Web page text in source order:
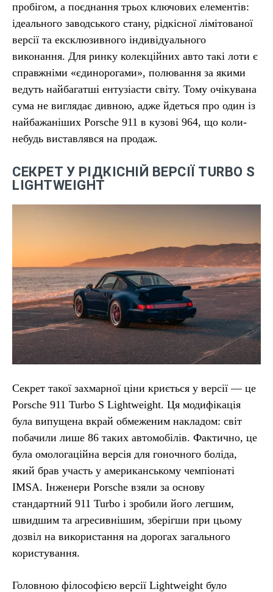
пробігом, а поєднання трьох ключових елементів:
ідеального заводського стану, рідкісної лімітованої
версії та ексклюзивного індивідуального
виконання. Для ринку колекційних авто такі лоти є
справжніми «єдинорогами», полювання за якими
ведуть найбагатші ентузіасти світу. Тому очікувана
сума не виглядає дивною, адже йдеться про один із
найбажаніших Porsche 911 в кузові 964, що коли-
небудь виставлявся на продаж.
СЕКРЕТ У РІДКІСНІЙ ВЕРСІЇ TURBO S
LIGHTWEIGHT
Секрет такої захмарної ціни криється у версії — це
Porsche 911 Turbo S Lightweight. Ця модифікація
була випущена вкрай обмеженим накладом: світ
побачили лише 86 таких автомобілів. Фактично, це
була омологаційна версія для гоночного боліда,
який брав участь у американському чемпіонаті
IMSA. Інженери Porsche взяли за основу
стандартний 911 Turbo і зробили його легшим,
швидшим та агресивнішим, зберігши при цьому
дозвіл на використання на дорогах загального
користування.
Головною філософією версії Lightweight було